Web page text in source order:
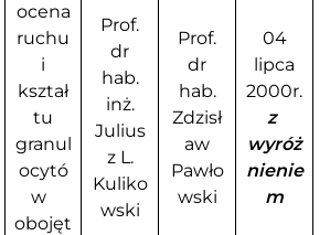
ocena
ruchu
i
kształ
tu
granul
ocytó
w
obojęt
Prof.
dr
hab.
inż.
Julius
z L.
Kuliko
wski
Prof.
dr
hab.
Zdzisł
aw
Pawło
wski
04
lipca
2000r.
z
wyróż
nienie
m